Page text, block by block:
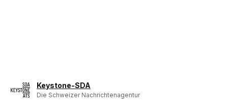
Keystone-SDA
Die Schweizer Nachrichtenagentur